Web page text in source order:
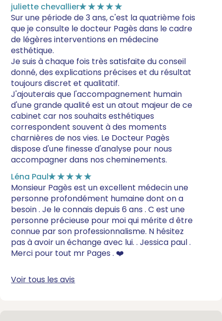
juliette chevallier★★★★★
Sur une période de 3 ans, c'est la quatrième fois
que je consulte le docteur Pagès dans le cadre
de légères interventions en médecine
esthétique.
Je suis à chaque fois très satisfaite du conseil
donné, des explications précises et du résultat
toujours discret et qualitatif.
J'ajouterais que l'accompagnement humain
d'une grande qualité est un atout majeur de ce
cabinet car nos souhaits esthétiques
correspondent souvent à des moments
charnières de nos vies. Le Docteur Pagès
dispose d'une finesse d'analyse pour nous
accompagner dans nos cheminements.
Léna Paul★★★★★
Monsieur Pagès est un excellent médecin une
personne profondément humaine dont on a
besoin . Je le connais depuis 6 ans . C est une
personne précieuse pour moi qui mérite d être
connue par son professionnalisme. N hésitez
pas à avoir un échange avec lui. . Jessica paul .
Merci pour tout mr Pages . ❤️
Voir tous les avis